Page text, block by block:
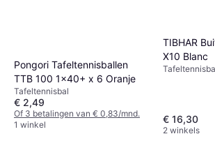
Pongori Tafeltennisballen
TTB 100 1x40+ x 6 Oranje
Tafeltennisbal
€ 2,49
Of 3 betalingen van € 0,83/mnd.
1 winkel
TIBHAR
X10 Blanc
€ 16,30
2 winkels